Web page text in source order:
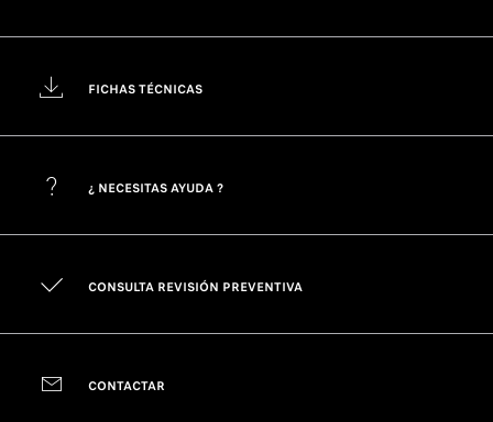
FICHAS TÉCNICAS
¿ NECESITAS AYUDA ?
CONSULTA REVISIÓN PREVENTIVA
CONTACTAR